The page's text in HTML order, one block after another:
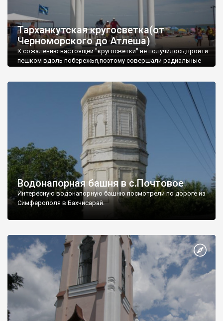
Тарханкутская кругосветка(от
Черноморского до Атлеша)
К сожалению настоящей "кругосветки" не получилось,пройти
пешком вдоль побережья,поэтому совершали радиальные
Водонапорная башня в с.Почтовое
Интересную водонапорную башню посмотрели по дороге из
Симферополя в Бахчисарай.